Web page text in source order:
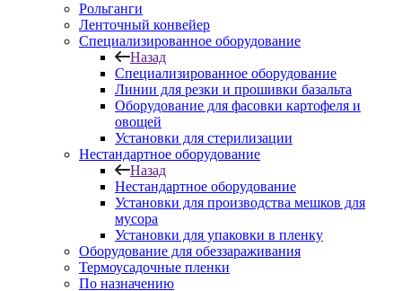
Рольганги
Ленточный конвейер
Специализированное оборудование
Назад
Специализированное оборудование
Линии для резки и прошивки базальта
Оборудование для фасовки картофеля и
овощей
Установки для стерилизации
Нестандартное оборудование
Назад
Нестандартное оборудование
Установки для производства мешков для
мусора
Установки для упаковки в пленку
Оборудование для обеззараживания
Термоусадочные пленки
По назначению